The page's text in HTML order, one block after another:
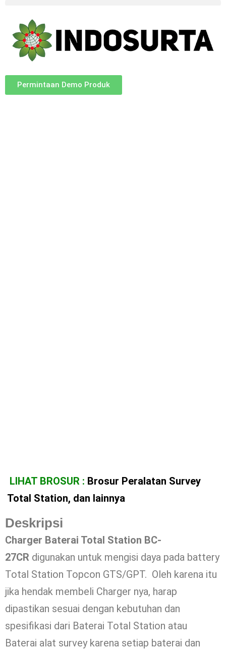
Permintaan Demo Produk
LIHAT BROSUR : Brosur Peralatan Survey
Total Station, dan lainnya
Deskripsi
Charger Baterai Total Station BC-
27CR digunakan untuk mengisi daya pada battery
Total Station Topcon GTS/GPT. Oleh karena itu
jika hendak membeli Charger nya, harap
dipastikan sesuai dengan kebutuhan dan
spesifikasi dari Baterai Total Station atau
Baterai alat survey karena setiap baterai dan